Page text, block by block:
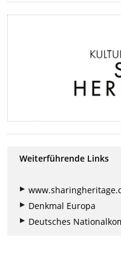
Weiterführende Links
Denkmal Europa
Deutsches